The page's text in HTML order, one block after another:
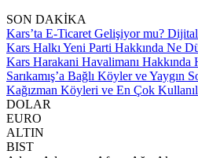
SON DAKİKA
Kars’ta E-Ticaret Gelişiyor mu?
Kars Halkı Yeni Parti Hakkında Ne
Kars Harakani Havalimanı Hakkında
Sarıkamış’a Bağlı Köyler ve Yaygın
Kağızman Köyleri ve En Çok
DOLAR
EURO
ALTIN
BIST